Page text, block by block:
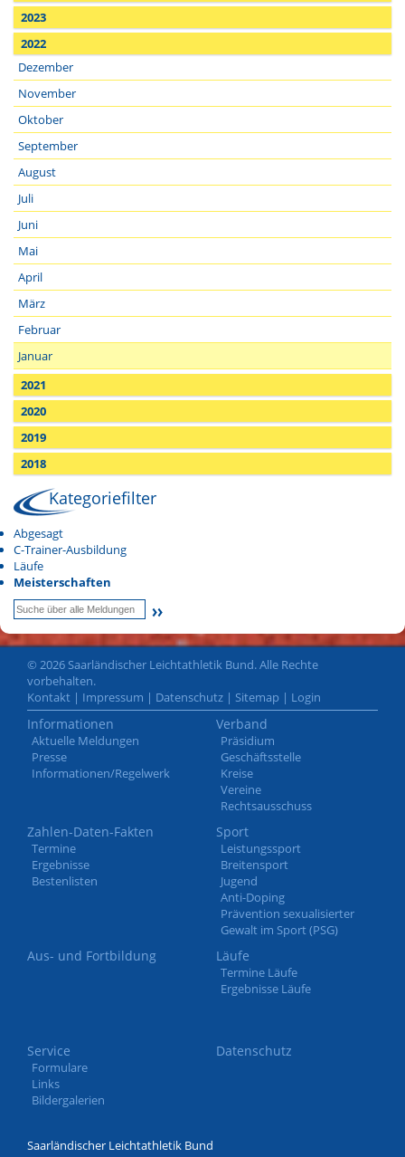
2023
2022
Dezember
November
Oktober
September
August
Juli
Juni
Mai
April
März
Februar
Januar
2021
2020
2019
2018
Kategoriefilter
Abgesagt
C-Trainer-Ausbildung
Läufe
Meisterschaften
© 2026 Saarländischer Leichtathletik Bund. Alle Rechte
vorbehalten.
Kontakt | Impressum | Datenschutz | Sitemap | Login
Informationen
Aktuelle Meldungen
Presse
Informationen/Regelwerk
Verband
Präsidium
Geschäftsstelle
Kreise
Vereine
Rechtsausschuss
Zahlen-Daten-Fakten
Termine
Ergebnisse
Bestenlisten
Sport
Leistungssport
Breitensport
Jugend
Anti-Doping
Prävention sexualisierter
Gewalt im Sport (PSG)
Aus- und Fortbildung Läufe
Termine Läufe
Ergebnisse Läufe
Service
Formulare
Links
Bildergalerien
Datenschutz
Saarländischer Leichtathletik Bund